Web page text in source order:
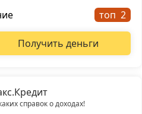
топ
Получить деньги
справок о доходах!